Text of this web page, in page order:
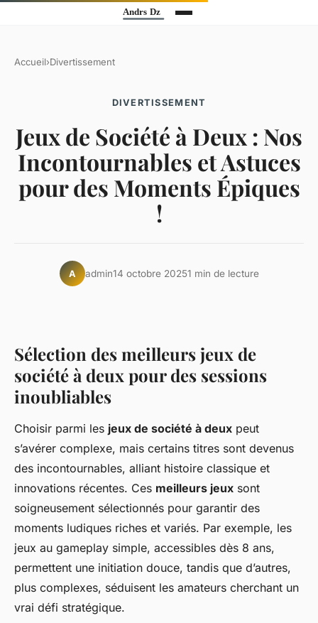
Accueil›Divertissement
DIVERTISSEMENT
Jeux de Société à Deux : Nos
Incontournables et Astuces
pour des Moments Épiques
!
A admin14 octobre 20251 min de lecture
Sélection des meilleurs jeux de
société à deux pour des sessions
inoubliables
Choisir parmi les jeux de société à deux peut
s’avérer complexe, mais certains titres sont devenus
des incontournables, alliant histoire classique et
innovations récentes. Ces meilleurs jeux sont
soigneusement sélectionnés pour garantir des
moments ludiques riches et variés. Par exemple, les
jeux au gameplay simple, accessibles dès 8 ans,
permettent une initiation douce, tandis que d’autres,
plus complexes, séduisent les amateurs cherchant un
vrai défi stratégique.